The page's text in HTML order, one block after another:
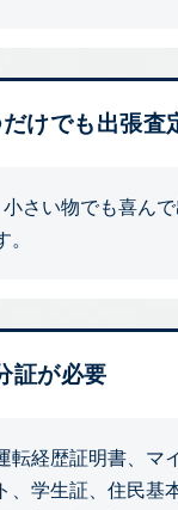
けでも出張査
さい物でも喜ん
証が必要
転経歴証明書、マ
、学生証、住民基